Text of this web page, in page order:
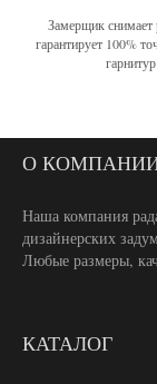
Замерщик
гарантирует 100%
О
Наша компания
дизайнерских
Любые размеры,
КАТАЛОГ